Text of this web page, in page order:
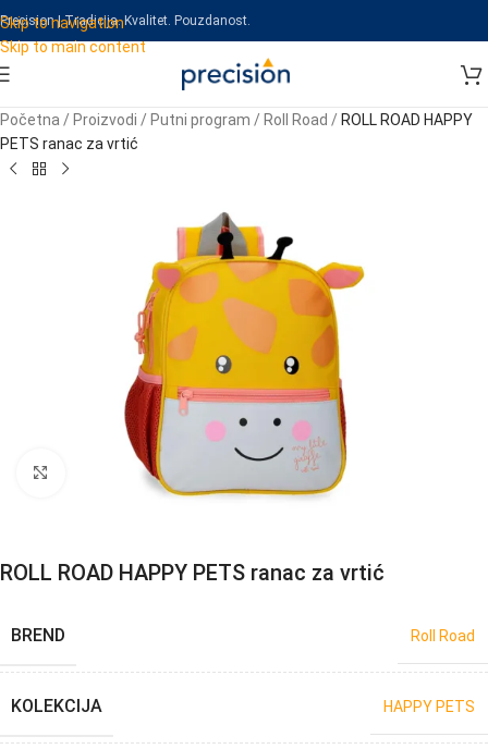
Skip to navigation
Skip to main content
Precision | Tradicija. Kvalitet. Pouzdanost.
Početna / Proizvodi / Putni program / Roll Road / ROLL ROAD HAPPY
PETS ranac za vrtić
ROLL ROAD HAPPY PETS ranac za vrtić
BREND Roll Road
KOLEKCIJA HAPPY PETS